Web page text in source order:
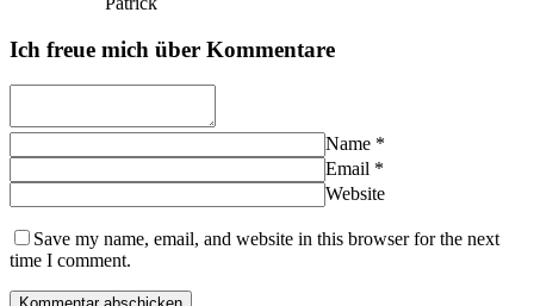
Ich freue mich über Kommentare
Name *
Email *
Website
Save my name, email, and website in this browser for the next
time I comment.